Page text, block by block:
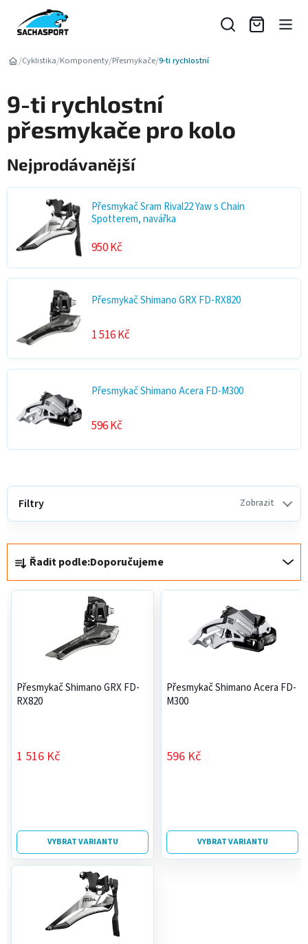
obsah
/Cyklistika/Komponenty/Přesmykače/9-ti rychlostní
9-ti rychlostní
přesmykače pro kolo
Nejprodávanější
Přesmykač Sram Rival22 Yaw s Chain
Spotterem, navářka
950 Kč
Přesmykač Shimano GRX FD-RX820
1 516 Kč
Přesmykač Shimano Acera FD-M300
596 Kč
a
z
Řadit podle:Doporučujeme
Filtry Zobrazit
V
p
p
r
Přesmykač Shimano GRX FD-
RX820
1 516 Kč
VYBRAT VARIANTU
Přesmykač Shimano Acera FD-
M300
596 Kč
VYBRAT VARIANTU